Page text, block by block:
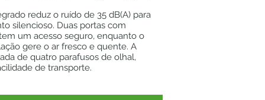
reduz o ruído de 35 dB(A) para
silencioso. Duas portas com
um acesso seguro, enquanto o
gere o ar fresco e quente. A
de quatro parafusos de olhal,
de transporte.